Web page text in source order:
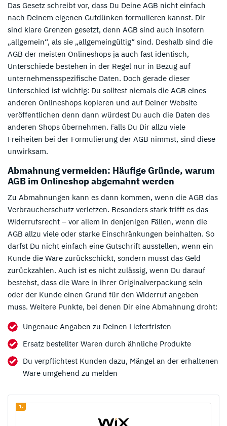
Das Gesetz schreibt vor, dass Du Deine AGB nicht einfach
nach Deinem eigenen Gutdünken formulieren kannst. Dir
sind klare Grenzen gesetzt, denn AGB sind auch insofern
„allgemein“, als sie „allgemeingültig“ sind. Deshalb sind die
AGB der meisten Onlineshops ja auch fast identisch,
Unterschiede bestehen in der Regel nur in Bezug auf
unternehmensspezifische Daten. Doch gerade dieser
Unterschied ist wichtig: Du solltest niemals die AGB eines
anderen Onlineshops kopieren und auf Deiner Website
veröffentlichen denn dann würdest Du auch die Daten des
anderen Shops übernehmen. Falls Du Dir allzu viele
Freiheiten bei der Formulierung der AGB nimmst, sind diese
unwirksam.
Abmahnung vermeiden: Häufige Gründe, warum
AGB im Onlineshop abgemahnt werden
Zu Abmahnungen kann es dann kommen, wenn die AGB das
Verbraucherschutz verletzen. Besonders stark trifft es das
Widerrufsrecht – vor allem in denjenigen Fällen, wenn die
AGB allzu viele oder starke Einschränkungen beinhalten. So
darfst Du nicht einfach eine Gutschrift ausstellen, wenn ein
Kunde die Ware zurückschickt, sondern musst das Geld
zurückzahlen. Auch ist es nicht zulässig, wenn Du darauf
bestehst, dass die Ware in ihrer Originalverpackung sein
oder der Kunde einen Grund für den Widerruf angeben
muss. Weitere Punkte, bei denen Dir eine Abmahnung droht:
Ungenaue Angaben zu Deinen Lieferfristen
Ersatz bestellter Waren durch ähnliche Produkte
Du verpflichtest Kunden dazu, Mängel an der erhaltenen
Ware umgehend zu melden
1.